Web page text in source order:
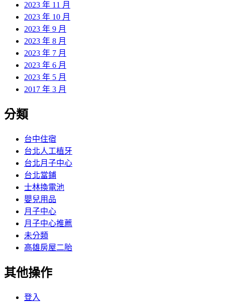
2023 年 11 月
2023 年 10 月
2023 年 9 月
2023 年 8 月
2023 年 7 月
2023 年 6 月
2023 年 5 月
2017 年 3 月
分類
台中住宿
台北人工植牙
台北月子中心
台北當鋪
士林換電池
嬰兒用品
月子中心
月子中心推薦
未分類
高雄房屋二胎
其他操作
登入